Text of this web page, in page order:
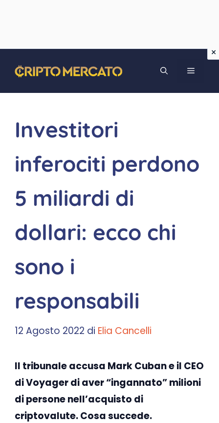
contenuto
MENU
Investitori
inferociti perdono
5 miliardi di
dollari: ecco chi
sono i
responsabili
12 Agosto 2022 di Elia Cancelli
Il tribunale accusa Mark Cuban e il CEO
di Voyager di aver “ingannato” milioni
di persone nell’acquisto di
criptovalute. Cosa succede.